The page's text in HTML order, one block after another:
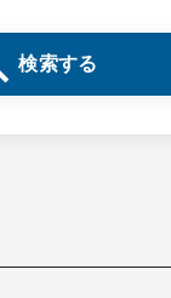
検索する